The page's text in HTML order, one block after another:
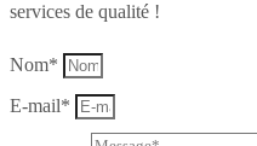
services de qualité !
Nom*
E-mail*